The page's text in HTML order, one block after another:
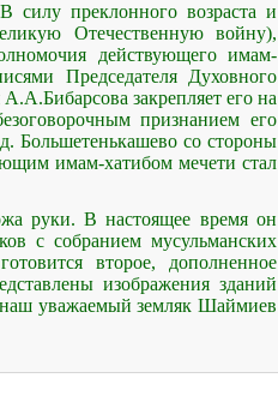
силу преклонного возраста и
Отечественную войну),
действующего имам-
Председателя Духовного
закрепляет его на
признанием его
Большетенькашево со стороны
имам-хатибом мечети стал
руки. В настоящее время он
с собранием мусульманских
второе, дополненное
изображения зданий
уважаемый земляк Шаймиев